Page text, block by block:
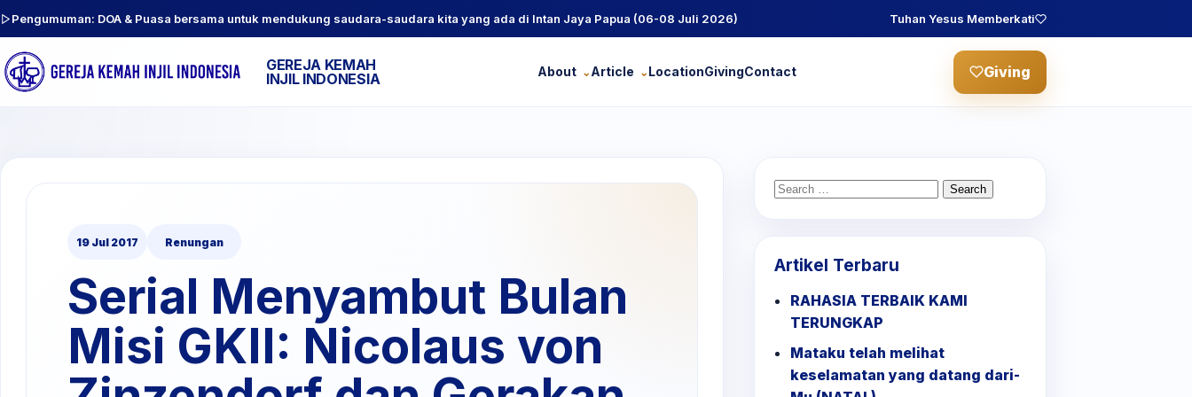
Pengumuman: DOA & Puasa bersama untuk mendukung saudara-saudara kita yang ada di Intan Jaya Papua (06-08 Juli 2026) Tuhan Yesus Memberkati
GEREJA KEMAH
INJIL INDONESIA
About Article LocationGivingContact Giving
19 Jul 2017 Renungan
Serial Menyambut Bulan
Misi GKII: Nicolaus von
Search
Artikel Terbaru
RAHASIA TERBAIK KAMI
TERUNGKAP
Mataku telah melihat
keselamatan yang datang dari-